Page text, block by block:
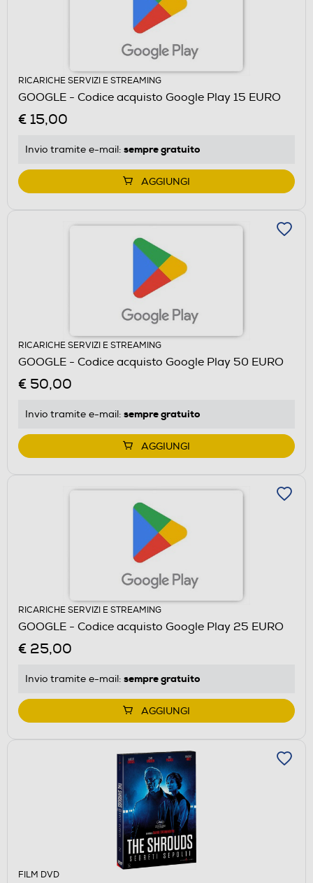
RICARICHE SERVIZI E STREAMING
GOOGLE - Codice acquisto Google Play 15 EURO
€ 15,00
Invio tramite e-mail: sempre gratuito
AGGIUNGI
RICARICHE SERVIZI E STREAMING
GOOGLE - Codice acquisto Google Play 50 EURO
€ 50,00
Invio tramite e-mail: sempre gratuito
AGGIUNGI
RICARICHE SERVIZI E STREAMING
GOOGLE - Codice acquisto Google Play 25 EURO
€ 25,00
Invio tramite e-mail: sempre gratuito
AGGIUNGI
FILM DVD